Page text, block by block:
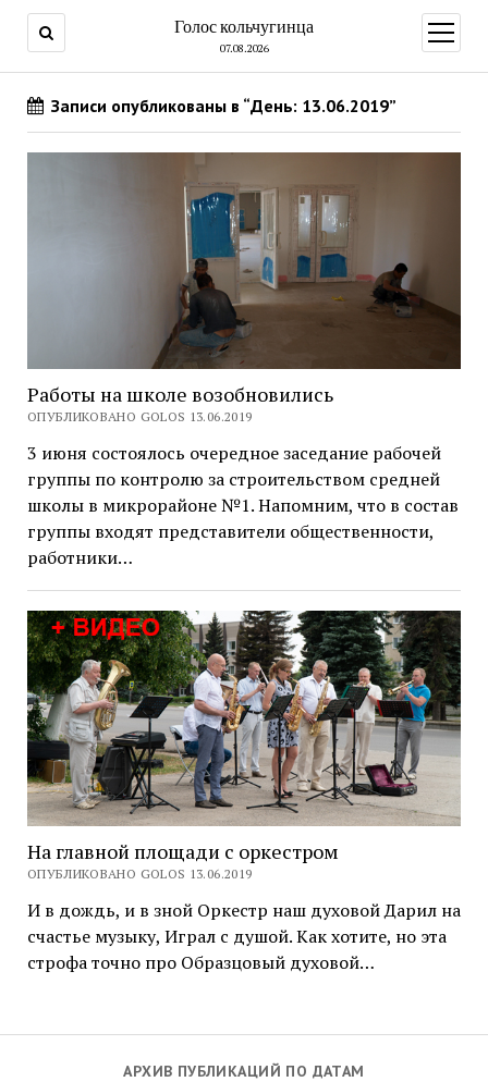
Голос кольчугинца
07.08.2026
меню
АРХИВ ПУБЛИКАЦИЙ ПО ДАТАМ
Записи опубликованы в “День: 13.06.2019”
Работы на школе возобновились
ОПУБЛИКОВАНО GOLOS 13.06.2019
3 июня состоялось очередное заседание рабочей
группы по контролю за строительством средней
школы в микрорайоне №1. Напомним, что в состав
группы входят представители общественности,
работники…
На главной площади с оркестром
ОПУБЛИКОВАНО GOLOS 13.06.2019
И в дождь, и в зной Оркестр наш духовой Дарил на
счастье музыку, Играл с душой. Как хотите, но эта
строфа точно про Образцовый духовой…